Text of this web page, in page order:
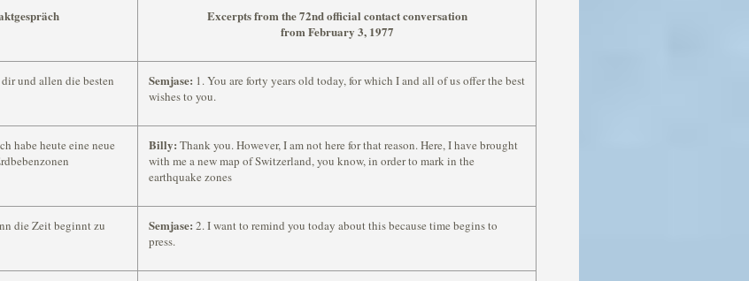
Excerpts from the 72nd official contact conversation
from February 3, 1977
und allen die besten
Semjase: 1. You are forty years old today, for which I and all of us offer the best
wishes to you.
habe heute eine neue
Billy: Thank you. However, I am not here for that reason. Here, I have brought
with me a new map of Switzerland, you know, in order to mark in the
earthquake zones
die Zeit beginnt zu
Semjase: 2. I want to remind you today about this because time begins to
press.